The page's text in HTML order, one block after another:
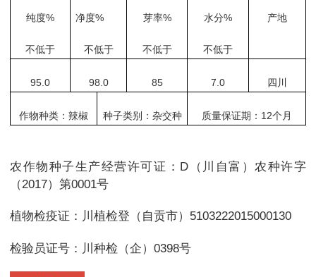
纯度%
不低于
净度%
不低于
芽率%
不低于
水分%
不低于
产地
95.0 98.0 85 7.0 四川
作物种类：辣椒 种子类别：杂交种 质量保证期：12个月
农作物种子生产经营许可证：D（川自富）农种许字
（2017）第0001号
植物检疫证：川植检登（自贡市）5103222015000130
检验员证号：川种检（企）0398号